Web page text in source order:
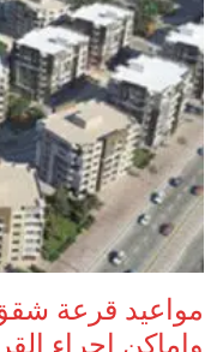
مواعيد قرعة
واماكن اجراء